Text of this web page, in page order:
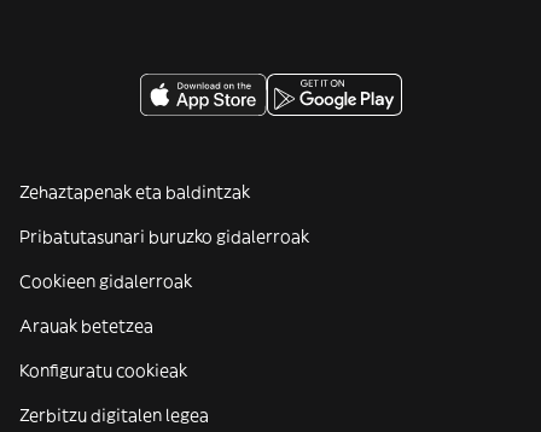
Zehaztapenak eta baldintzak
Pribatutasunari buruzko gidalerroak
Cookieen gidalerroak
Arauak betetzea
Konfiguratu cookieak
Zerbitzu digitalen legea